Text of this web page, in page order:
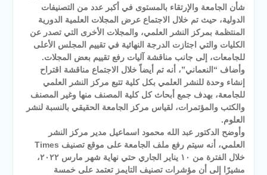
شأن الجامعة والإرتقاء بالمستوى في أكبر عدد من التصنيفات
الدولية، حيث تم خلال الاجتماع عرض المجلات العلمية الدورية
المنتظمة بمركز النشر العلمي، والمجلات الأخرى التي تصدر عن
الكليات والتي اجتازت الدرجة النهائية في تقييم المجلس الأعلى
للجامعات، إلى جانب مناقشة آليات رفع تقييم بعض المجلات.
وأضاف “النعماني”، أنه تم أيضاً خلال الاجتماع مناقشة اقتراح
إنشاء وحدة للنشر العلمي بكل كلية تتبع مركز النشر العلمي
للجامعة، بهدف جمع أبحاث كل كلية المصنف منها وغير المصنف
والكتب والمؤتمرات، لقياس مركز الجامعة الحقيقي بالنسبة لنشر
العلوم.
وأوضح الدكتور عبد الله محمود اسماعيل مدير مركز النشر
العلمي، أنه سيتم رفع ملف الجامعة على موقع تصنيف Times
خلال الفترة من ١٠ يناير الجاري حتي نهاية شهر مارس ٢٠٢٢،
مشيرًا إلى أن مؤشرات تصنيف التايمز تعتمد على خمسة